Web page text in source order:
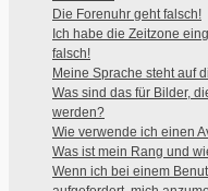
Die Forenuhr geht falsch!
Ich habe die Zeitzone
falsch!
Meine Sprache steht auf
Was sind das für Bilder,
werden?
Wie verwende ich einen
Was ist mein Rang und
Wenn ich bei einem